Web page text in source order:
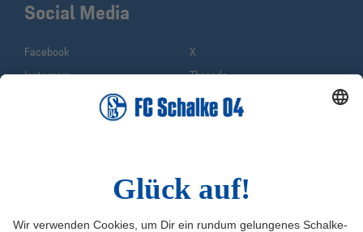
Quicklinks
Social Media
Facebook
X
Instagram
Threads
WhatsApp